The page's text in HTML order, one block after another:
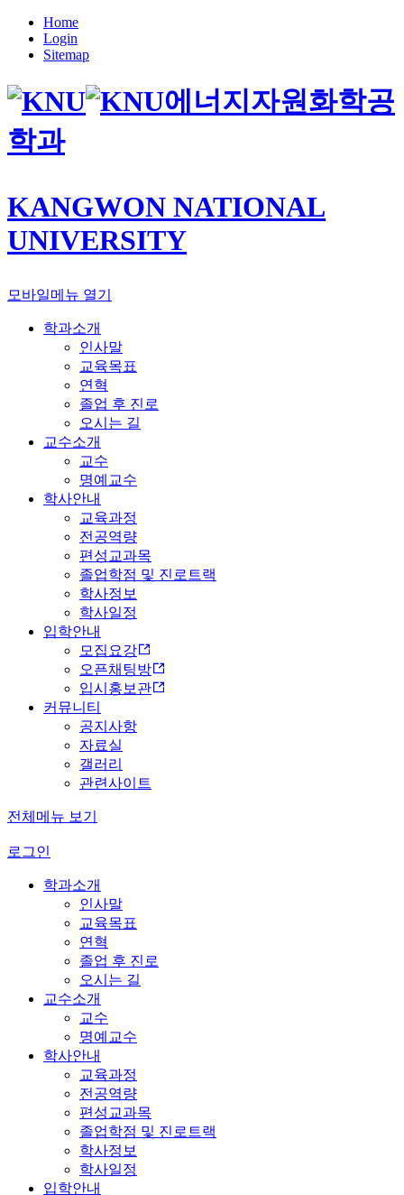
Home
Login
Sitemap
에너지자원화학공
학과
KANGWON NATIONAL
UNIVERSITY
모바일메뉴 열기
학과소개
인사말
교육목표
연혁
졸업 후 진로
오시는 길
교수소개
교수
명예교수
학사안내
교육과정
전공역량
편성교과목
졸업학점 및 진로트랙
학사정보
학사일정
입학안내
모집요강
오픈채팅방
입시홍보관
커뮤니티
공지사항
자료실
갤러리
관련사이트
전체메뉴 보기
로그인
학과소개
인사말
교육목표
연혁
졸업 후 진로
오시는 길
교수소개
교수
명예교수
학사안내
교육과정
전공역량
편성교과목
졸업학점 및 진로트랙
학사정보
학사일정
입학안내